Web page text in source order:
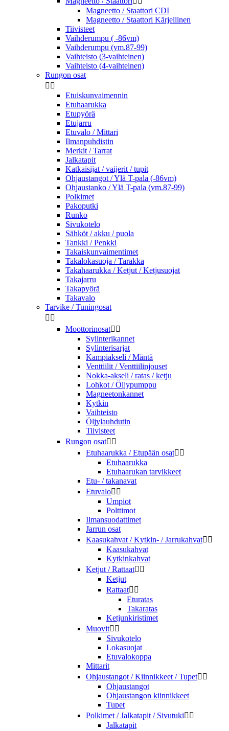
Magneetto / Staattori CDI
Magneetto / Staattori Kärjellinen
Tiivisteet
Vaihderumpu ( -86vm)
Vaihderumpu (vm.87-99)
Vaihteisto (3-vaihteinen)
Vaihteisto (4-vaihteinen)
Rungon osat
 
Etuiskunvaimennin
Etuhaarukka
Etupyörä
Etujarru
Etuvalo / Mittari
Ilmanpuhdistin
Merkit / Tarrat
Jalkatapit
Katkaisijat / vaijerit / tupit
Ohjaustangot / Ylä T-pala (-86vm)
Ohjaustanko / Ylä T-pala (vm.87-99)
Polkimet
Pakoputki
Runko
Sivukotelo
Sähköt / akku / puola
Tankki / Penkki
Takaiskunvaimentimet
Takalokasuoja / Tarakka
Takahaarukka / Ketjut / Ketjusuojat
Takajarru
Takapyörä
Takavalo
Tarvike / Tuningosat
 
Moottorinosat 
Sylinterikannet
Sylinterisarjat
Kampiakseli / Mäntä
Venttiilit / Venttiilinjouset
Nokka-akseli / ratas / ketju
Lohkot / Öljypumppu
Magneetonkannet
Kytkin
Vaihteisto
Öljylauhdutin
Tiivisteet
Rungon osat 
Etuhaarukka / Etupään osat 
Etuhaarukka
Etuhaarukan tarvikkeet
Etu- / takanavat
Etuvalo 
Umpiot
Polttimot
Ilmansuodattimet
Jarrun osat
Kaasukahvat / Kytkin- / Jarrukahvat 
Kaasukahvat
Kytkinkahvat
Ketjut / Rattaat 
Ketjut
Rattaat 
Eturatas
Takaratas
Ketjunkiristimet
Muovit 
Sivukotelo
Lokasuojat
Etuvalokoppa
Mittarit
Ohjaustangot / Kiinnikkeet / Tupet 
Ohjaustangot
Ohjaustangon kiinnikkeet
Tupet
Polkimet / Jalkatapit / Sivutuki 
Jalkatapit